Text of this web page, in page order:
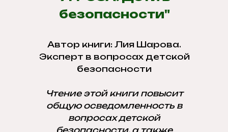
безопасности"
Автор книги: Лия Шарова.
Эксперт в вопросах детской
безопасности
Чтение этой книги повысит
общую осведомленность в
вопросах детской
безопасности, а также